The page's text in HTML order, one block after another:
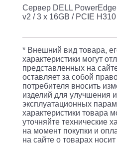
3
16GB
/
PCIE
H310
/
750W
Cервер DELL
v2 / 3 x 16GB / PCIE
* Внешний вид товара,
характеристики могут
представленных на
оставляет за собой
потребителя вносить
изделий для улучшения
эксплуатационных
характеристики товара
уточняйте технические
на момент покупки и
на сайте о товарах